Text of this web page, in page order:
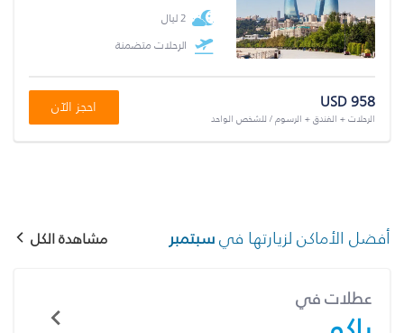
2 ليال
الرحلات متضمنة
USD 958
الرحلات + الفندق + الرسوم / للشخص الواحد
احجز الآن
أفضل الأماكن لزيارتها فيسبتمبر مشاهدة الكل
عطلات في